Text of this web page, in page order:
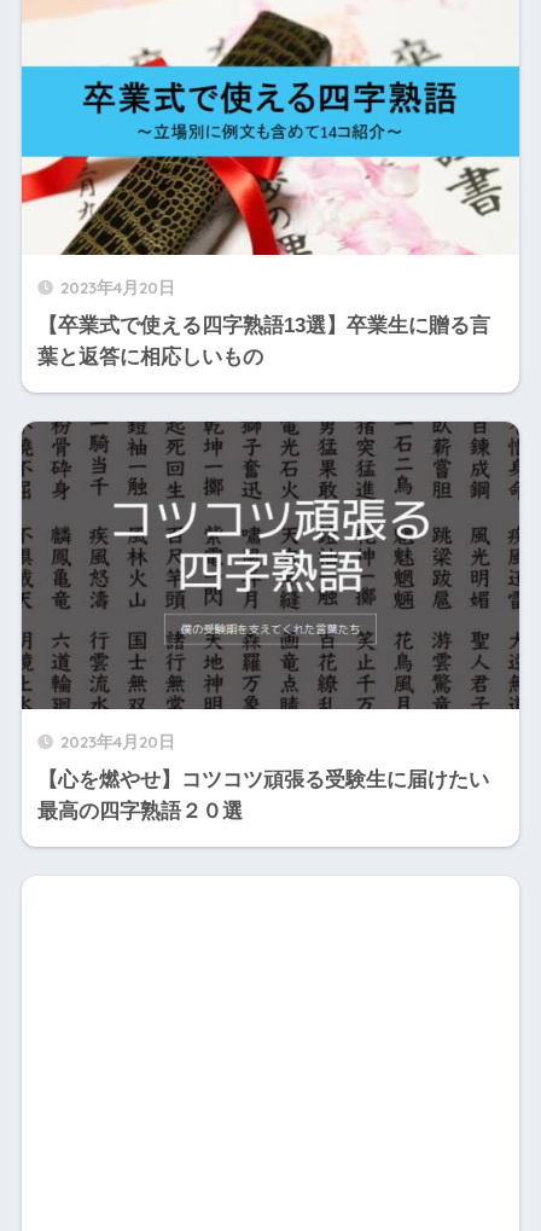
2023年4月20日
【卒業式で使える四字熟語13選】卒業生に贈る言
葉と返答に相応しいもの
2023年4月20日
【心を燃やせ】コツコツ頑張る受験生に届けたい
最高の四字熟語２０選